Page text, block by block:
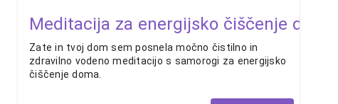
Meditacija za energijsko čiščenje doma
Zate in tvoj dom sem posnela močno čistilno in
zdravilno vodeno meditacijo s samorogi za energijsko
čiščenje doma.